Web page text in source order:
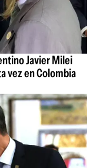
Javier Milei
vez en Colombia